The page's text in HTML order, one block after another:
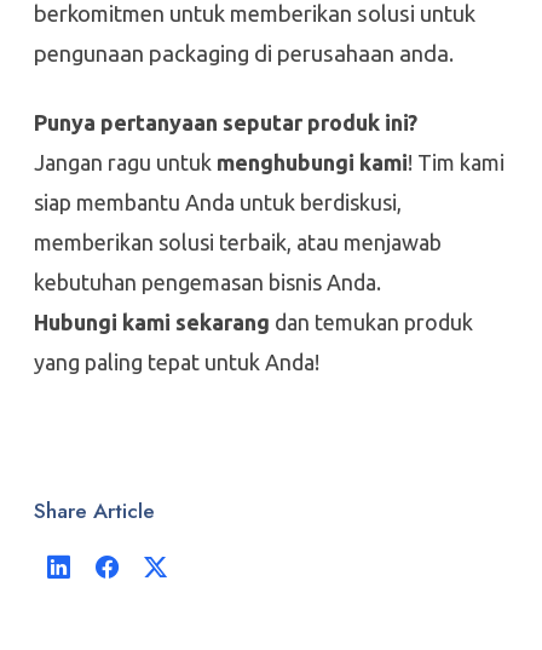
berkomitmen untuk memberikan solusi untuk
pengunaan packaging di perusahaan anda.
Punya pertanyaan seputar produk ini?
Jangan ragu untuk menghubungi kami! Tim kami
siap membantu Anda untuk berdiskusi,
memberikan solusi terbaik, atau menjawab
kebutuhan pengemasan bisnis Anda.
Hubungi kami sekarang dan temukan produk
yang paling tepat untuk Anda!
Share Article